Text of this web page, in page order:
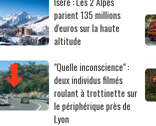
parient 135 millions
d'euros sur la haute
altitude
"Quelle inconscience" :
deux individus filmés
roulant à trottinette sur
le périphérique près de
Lyon